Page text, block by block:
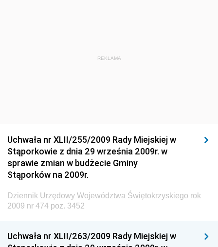
Dziennik Urzędowy Głównego Inspektora Ochrony
Dziennik Urzędowy Ministra Budownictwa i Przemysłu
Materiałów Budowlanych
Dziennik Urzędowy Ministra Infrastruktury i Rozwoju
Dziennik Urzędowy Głównego Inspektoratu Ochrony
Środowiska
Dziennik Urzędowy Generalnej Dyrekcji Ochrony
Dziennik Urzędowy Ministerstwa Administracji,
REKLAMA
Uchwała nr XLII/255/2009 Rady Miejskiej w
Stąporkowie z dnia 29 września 2009r. w
sprawie zmian w budżecie Gminy
Stąporków na 2009r.
Dziennik Urzędowy Województwa Świętokrzyskiego rok
2009 nr 474 poz. 3452
Uchwała nr XLII/263/2009 Rady Miejskiej w